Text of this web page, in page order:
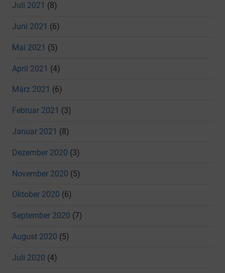
Juli 2021 (8)
Juni 2021 (6)
Mai 2021 (5)
April 2021 (4)
März 2021 (6)
Februar 2021 (3)
Januar 2021 (8)
Dezember 2020 (3)
November 2020 (5)
Oktober 2020 (6)
September 2020 (7)
August 2020 (5)
Juli 2020 (4)